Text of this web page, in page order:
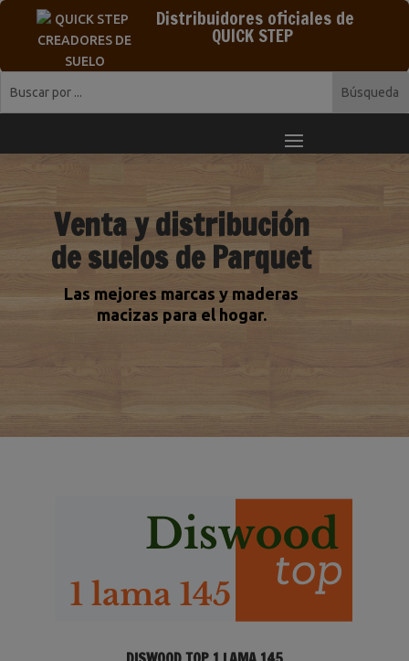
Distribuidores oficiales de
QUICK STEP
Venta y distribución
de suelos de Parquet
Las mejores marcas y maderas
macizas para el hogar.